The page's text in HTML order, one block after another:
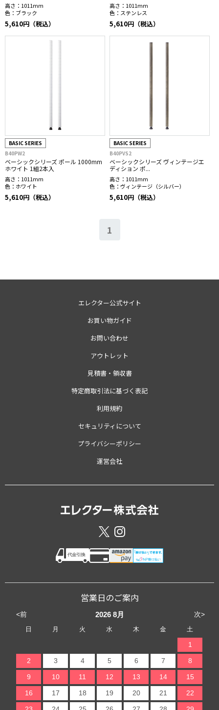
高さ： 1011mm
色： ブラック
5,610円（税込）
高さ： 1011mm
色： ステンレス
5,610円（税込）
BASIC SERIES
B40PW2
ベーシックシリーズ ポール 1000mm
ホワイト 1組2本入
高さ： 1011mm
色： ホワイト
5,610円（税込）
BASIC SERIES
B40PVS2
ベーシックシリーズ ヴィンテージエ
ディション ポ...
高さ： 1011mm
色： ヴィンテージ（シルバー）
5,610円（税込）
1
エレクター公式サイト
お買い物ガイド
お問い合わせ
アウトレット
見積書・領収書
特定商取引法に基づく表記
利用規約
セキュリティについて
プライバシーポリシー
運営会社
営業日のご案内
<前 次>
2026 8月
日 月 火 水 木 金 土
1
2 3 4 5 6 7 8
9 10 11 12 13 14 15
16 17 18 19 20 21 22